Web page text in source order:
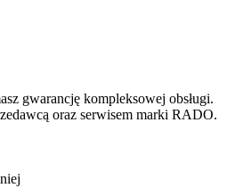
gwarancję kompleksowej obsługi.
oraz serwisem marki RADO.